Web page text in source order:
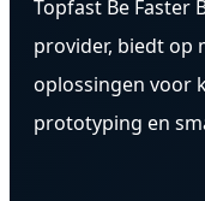
Topfast Be Faster
provider, biedt op
oplossingen voor
prototyping en